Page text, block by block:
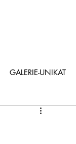
GALERIE-UNIKAT